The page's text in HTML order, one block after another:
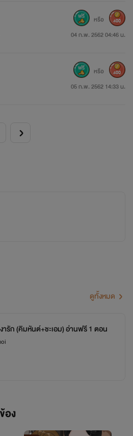
พลิกตัวขึ้นคร่อมตัวของพลอยไว้
นี่พลอยคะไม่ใช่คุณฟ้า มีสติหน่อย
มียรักของเขา กลีบปากเรียวบางนุ่น
หยเสน่หา ดวงตากลมโตของพลอย
มีสติเพียงน้อยนิดพาดแขนไปบนร่าง
หนบอกว่าจะมาถึงพรุ่งนี้ไง” คนเมา
นี้ร่างกายของเขามีอาการร้อนรุ่ม
พลิกตัวขึ้นคร่อมตัวของพลอยไว้
ยรักของเขา กลีบปากเรียวบางนุ่น
04 ก.พ. 2562 04:46 น.
หรือ 400
05 ก.พ. 2562 14:33 น.
หรือ 400
ดูทั้งหมด
ารัก (คิมหันต์+ชะเอม) อ่านฟรี 1 ตอน
อง